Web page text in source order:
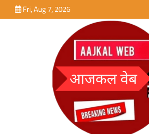
to
Fri, Aug 7, 2026